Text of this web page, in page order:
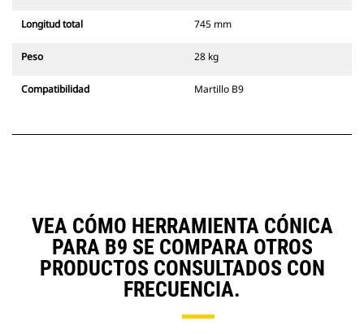
Longitud total 745 mm
Peso 28 kg
Compatibilidad Martillo B9
VEA CÓMO HERRAMIENTA CÓNICA
PARA B9 SE COMPARA OTROS
PRODUCTOS CONSULTADOS CON
FRECUENCIA.